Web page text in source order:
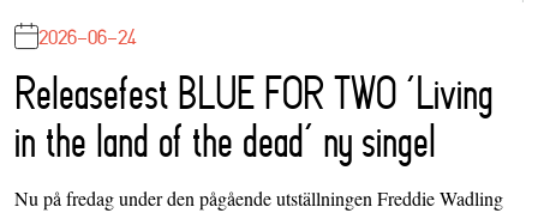
2026-06-24
Releasefest BLUE FOR TWO ‘Living
in the land of the dead’ ny singel
Nu på fredag under den pågående utställningen Freddie Wadling